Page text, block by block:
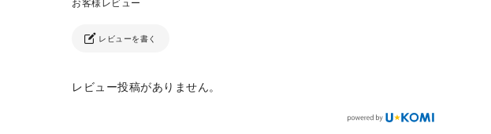
レビューを書く
レビュー投稿がありません。